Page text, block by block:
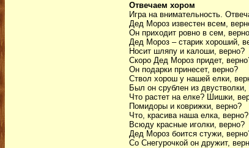
Отвечаем хором
Игра на внимательность.
Дед Мороз известен всем,
Он приходит ровно в сем,
Дед Мороз – старик хороший,
Носит шляпу и калоши, верно?
Скоро Дед Мороз придет,
Он подарки принесет, верно?
Ствол хорош у нашей елки,
Был он срублен из двустволки,
Что растет на елке? Шишки,
Помидоры и коврижки, верно?
Что, красива наша елка, верно?
Всюду красные иголки, верно?
Дед Мороз боится стужи,
Со Снегурочкой он дружит,